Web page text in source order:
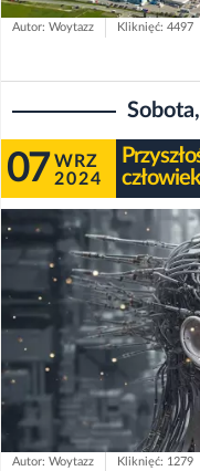
Autor: Woytazz Kliknięć: 4497
07 WRZ
2024
człowiek
Autor: Woytazz Kliknięć: 1279